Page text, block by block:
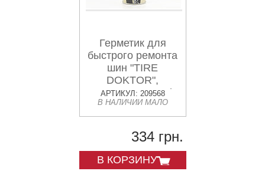
Герметик для
быстрого ремонта
шин "TIRE
DOKTOR",
Аэрозоль 400ml
АРТИКУЛ: 209568
В НАЛИЧИИ МАЛО
334 грн.
В КОРЗИНУ